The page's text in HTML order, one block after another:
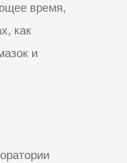
время,
как
и